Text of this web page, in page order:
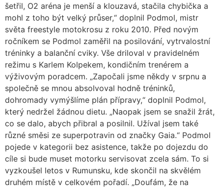
šetřil, O2 aréna je menší a klouzavá, stačila chybička a
mohl z toho být velký průser,“ doplnil Podmol, mistr
světa freestyle motokrosu z roku 2010. Před novým
ročníkem se Podmol zaměřil na posilování, vytrvalostní
tréninky a balanční cviky. Vše driloval v pravidelném
režimu s Karlem Kolpekem, kondičním trenérem a
výživovým poradcem. „Započali jsme někdy v srpnu a
společně se mnou absolvoval hodně tréninků,
dohromady vymýšlíme plán přípravy,“ doplnil Podmol,
který nedržel žádnou dietu. „Naopak jsem se snažil žrát,
co se dalo, abych přibral a posilnil. Užíval jsem také
různé směsi ze superpotravin od značky Gaia.“ Podmol
pojede v kategorii bez asistence, takže po dojezdu do
cíle si bude muset motorku servisovat zcela sám. To si
vyzkoušel letos v Rumunsku, kde skončil na skvělém
druhém místě v celkovém pořadí. „Doufám, že na